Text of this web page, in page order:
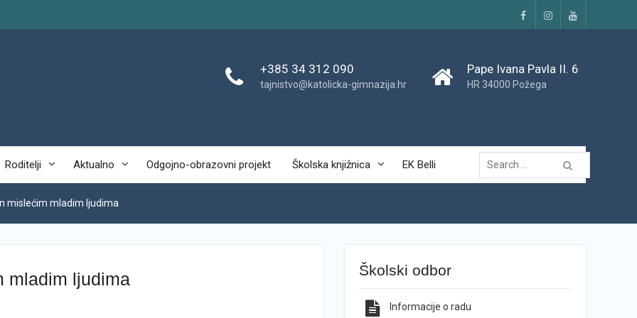
FacebookInstagramYouTube
+385 34 312 090
tajnistvo@katolicka-gimnazija.hr
Pape Ivana Pavla II. 6
HR 34000 Požega
Roditelji Aktualno Odgojno-obrazovni projekt Školska knjižnica EK Belli
Traži...
mislećim mladim ljudima
mladim ljudima Školski odbor
Informacije o radu